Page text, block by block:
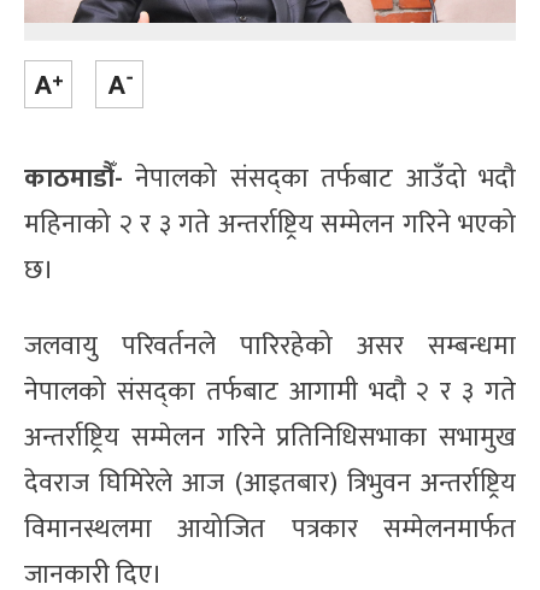
काठमाडौँ-नेपालको संसद्का तर्फबाट आउँदो भदौ
महिनाको २ र ३ गते अन्तर्राष्ट्रिय सम्मेलन गरिने भएको
छ।
जलवायु परिवर्तनले पारिरहेको असर सम्बन्धमा
नेपालको संसद्का तर्फबाट आगामी भदौ २ र ३ गते
अन्तर्राष्ट्रिय सम्मेलन गरिने प्रतिनिधिसभाका सभामुख
देवराज घिमिरेले आज (आइतबार) त्रिभुवन अन्तर्राष्ट्रिय
विमानस्थलमा आयोजित पत्रकार सम्मेलनमार्फत
जानकारी दिए।